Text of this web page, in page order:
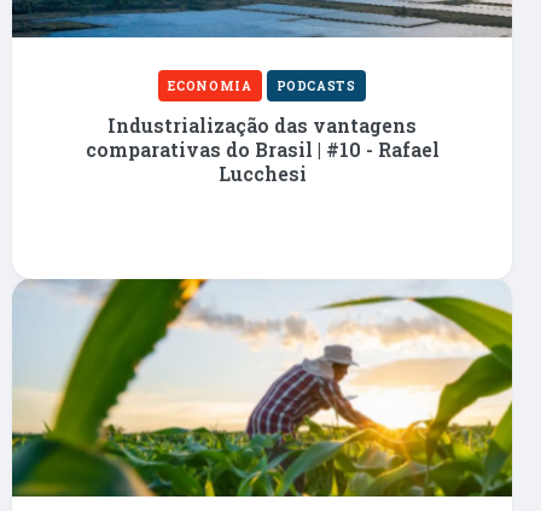
ECONOMIA PODCASTS
Industrialização das vantagens
comparativas do Brasil | #10 - Rafael
Lucchesi